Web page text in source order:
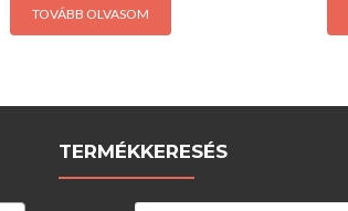
TOVÁBB OLVASOM
TERMÉKKERESÉS